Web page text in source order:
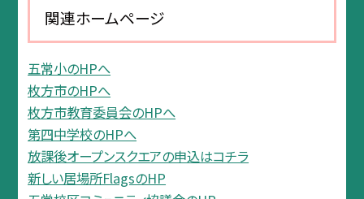
関連ホームページ
五常小のHPへ
枚方市のHPへ
枚方市教育委員会のHPへ
第四中学校のHPへ
放課後オープンスクエアの申込はコチラ
新しい居場所FlagsのHP